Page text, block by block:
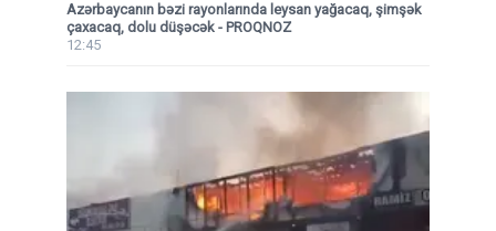
Azərbaycanın bəzi rayonlarında leysan yağacaq, şimşək
çaxacaq, dolu düşəcək - PROQNOZ
12:45